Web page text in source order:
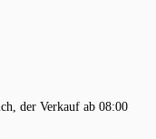
der Verkauf ab 08:00